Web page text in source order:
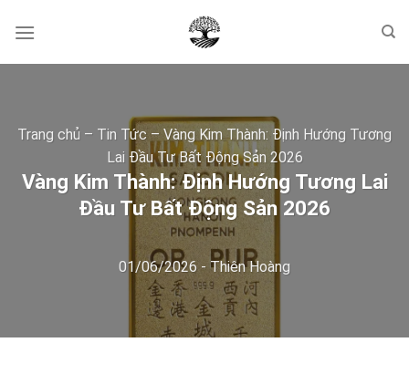
Trang chủ – Tin Tức – Vàng Kim Thành: Định Hướng Tương
Lai Đầu Tư Bất Động Sản 2026
Vàng Kim Thành: Định Hướng Tương Lai
Đầu Tư Bất Động Sản 2026
01/06/2026 - Thiên Hoàng